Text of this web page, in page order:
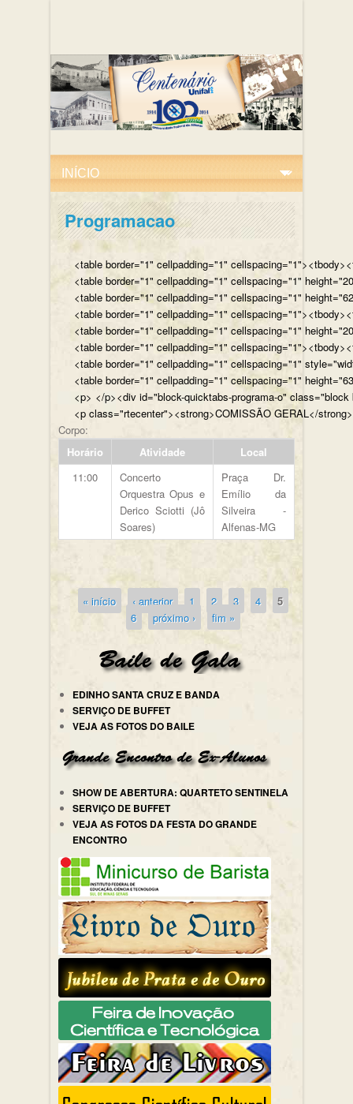
Programacao
<table border="1" cellpadding="1"
<table border="1" cellpadding="1" cellspacing="1"
<table border="1" cellpadding="1" cellspacing="1"
<table border="1" cellpadding="1"
<table border="1" cellpadding="1" cellspacing="1"
<table border="1" cellpadding="1"
<table border="1" cellpadding="1" cellspacing="1"
<table border="1" cellpadding="1" cellspacing="1"
<p> </p><div
<p class="rtecenter"><strong>COMISSÃO
Corpo:
Horário
Atividade
Local
11:00
Concerto
Orquestra Opus e
Derico Sciotti (Jô
Soares)
Praça Dr.
Emílio da
Silveira -
Alfenas-MG
Páginas
« início ‹ anterior 1 2 3 4
5
6
próximo › fim »
EDINHO SANTA CRUZ E BANDA
SERVIÇO DE BUFFET
VEJA AS FOTOS DO BAILE
SHOW DE ABERTURA: QUARTETO SENTINELA
SERVIÇO DE BUFFET
VEJA AS FOTOS DA FESTA DO GRANDE
ENCONTRO